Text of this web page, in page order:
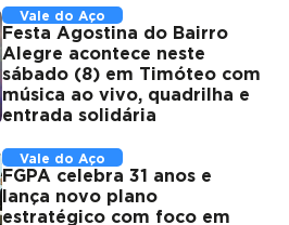
Vale do Aço
Festa Agostina do Bairro
Alegre acontece neste
sábado (8) em Timóteo com
música ao vivo, quadrilha e
entrada solidária
Vale do Aço
FGPA celebra 31 anos e
lança novo plano
estratégico com foco em